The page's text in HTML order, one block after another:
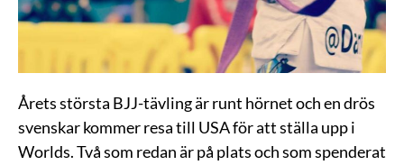
Årets största BJJ-tävling är runt hörnet och en drös
svenskar kommer resa till USA för att ställa upp i
Worlds. Två som redan är på plats och som spenderat